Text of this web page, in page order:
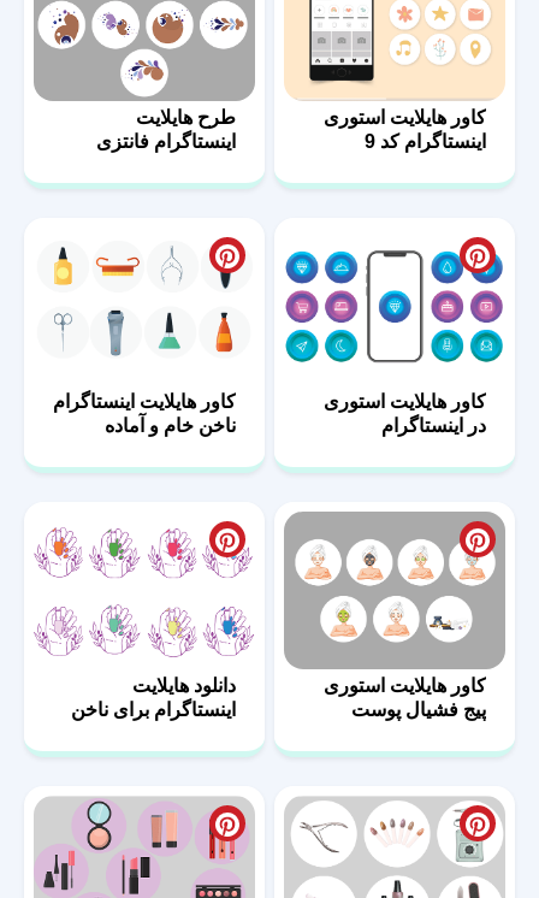
کاور هایلایت استوری
اینستاگرام کد 9
طرح هایلایت
اینستاگرام فانتزی
کاور هایلایت استوری
در اینستاگرام
کاور هایلایت اینستاگرام
ناخن خام و آماده
کاور هایلایت استوری
پیج فشیال پوست
دانلود هایلایت
اینستاگرام برای ناخن